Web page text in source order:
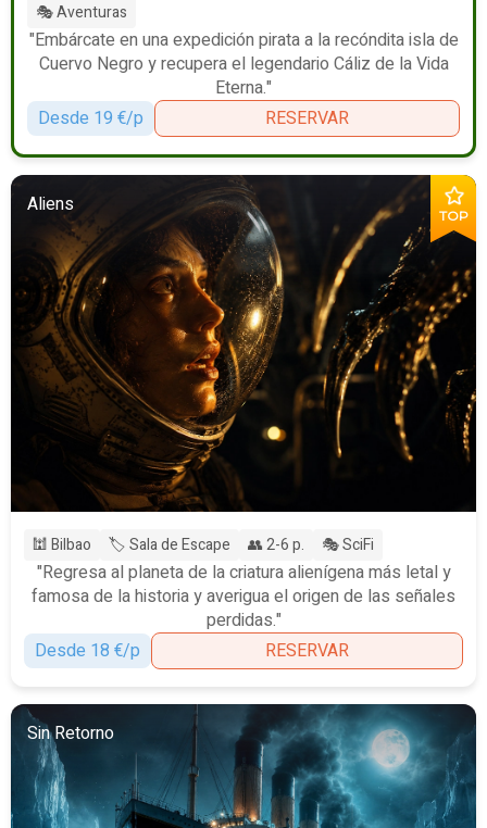
🎭 Aventuras
"Embárcate en una expedición pirata a la recóndita isla de
Cuervo Negro y recupera el legendario Cáliz de la Vida
Eterna."
Desde 19 €/p
RESERVAR
TOP
Aliens
🕍 Bilbao 🏷️ Sala de Escape 👥 2-6 p. 🎭 SciFi
"Regresa al planeta de la criatura alienígena más letal y
famosa de la historia y averigua el origen de las señales
perdidas."
Desde 18 €/p
RESERVAR
Sin Retorno